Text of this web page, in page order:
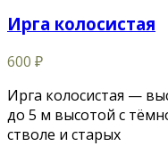
Ирга колосистая
600 ₽
Ирга колосистая —
до 5 м высотой с
стволе и старых